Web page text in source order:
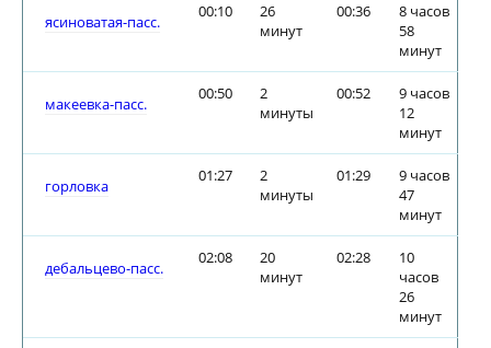
ясиноватая-пасс.
00:10
26
минут
00:36
8 часов
58
минут
макеевка-пасс.
00:50
2
минуты
00:52
9 часов
12
минут
горловка
01:27
2
минуты
01:29
9 часов
47
минут
дебальцево-пасс.
02:08
20
минут
02:28
10
часов
26
минут